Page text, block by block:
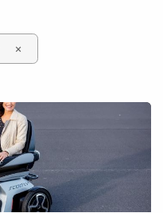
×